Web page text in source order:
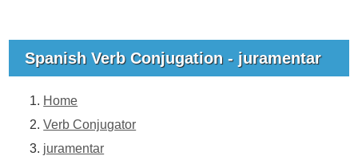
Spanish Verb Conjugation - juramentar
Home
Verb Conjugator
juramentar